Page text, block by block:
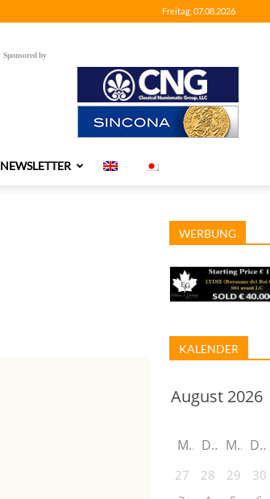
Freitag, 07.08.2026
Sponsored by
NEWSLETTER
WERBUNG
KALENDER
M D M D
27 28 29 30